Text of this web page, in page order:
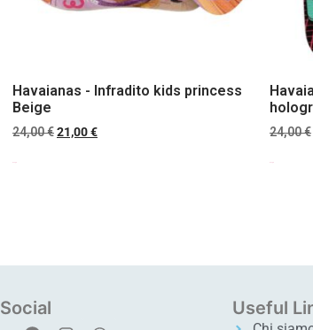
Havaianas - Infradito kids princess
Beige
24,00€21,00€ 24,00€
Social Useful